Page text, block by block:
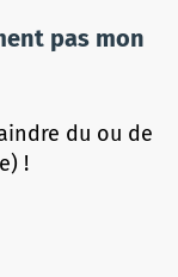
pas mon
du ou de
!